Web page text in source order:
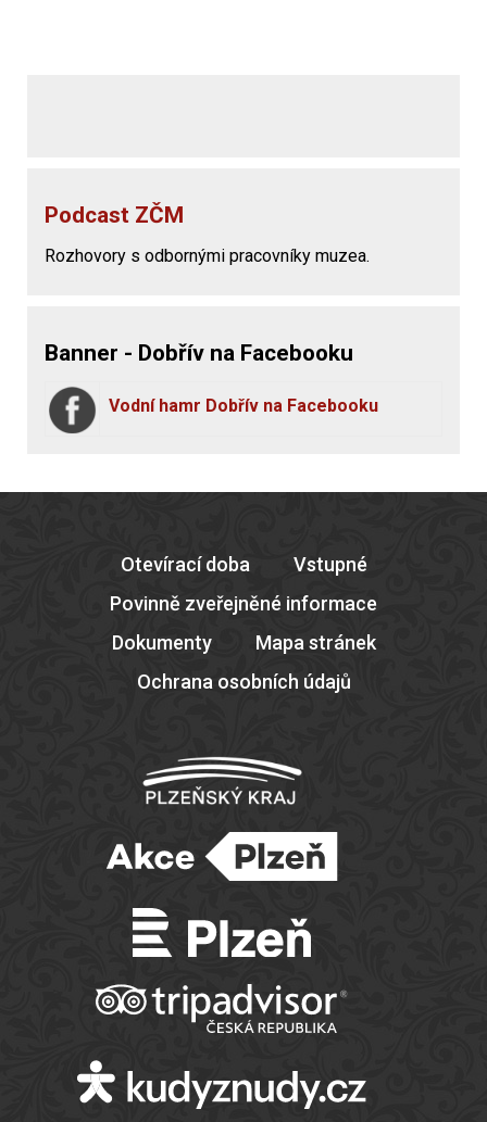
Podcast ZČM
Rozhovory s odbornými pracovníky muzea.
Banner - Dobřív na Facebooku
Vodní hamr Dobřív na Facebooku
Otevírací doba
Vstupné
Povinně zveřejněné informace
Dokumenty
Mapa stránek
Ochrana osobních údajů